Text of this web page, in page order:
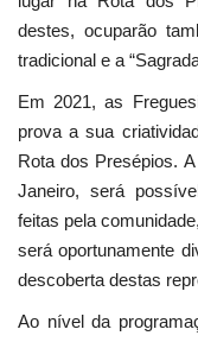
destes, ocuparão
tradicional e a
Em 2021, as
prova a sua
Rota dos Presépios.
Janeiro, será
feitas pela
será oportunamente
descoberta destas
Ao nível da